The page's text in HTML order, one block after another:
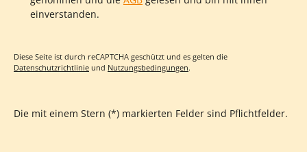
einverstanden.
Diese Seite ist durch reCAPTCHA geschützt und es gelten die
Datenschutzrichtlinie und Nutzungsbedingungen.
Die mit einem Stern (*) markierten Felder sind Pflichtfelder.